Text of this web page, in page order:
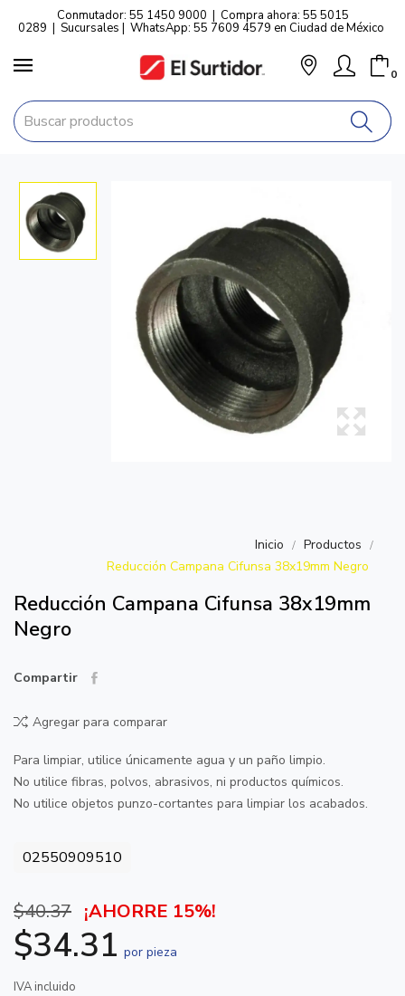
Conmutador: 55 1450 9000 | Compra ahora: 55 5015
0289 | Sucursales | WhatsApp: 55 7609 4579 en Ciudad de México
0
Inicio
Productos
Reducción Campana Cifunsa 38x19mm Negro
Reducción Campana Cifunsa 38x19mm
Negro
Compartir
Agregar para comparar
Para limpiar, utilice únicamente agua y un paño limpio.
No utilice fibras, polvos, abrasivos, ni productos químicos.
No utilice objetos punzo-cortantes para limpiar los acabados.
02550909510
$40.37 ¡AHORRE 15%!
$34.31 por pieza
IVA incluido